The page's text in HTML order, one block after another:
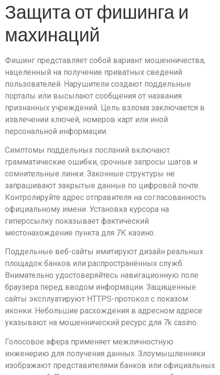
Защита от фишинга и
махинаций
Фишинг представляет собой вариант мошенничества,
нацеленный на получение приватных сведений
пользователей. Нарушители создают поддельные
порталы или высылают сообщения от названия
признанных учреждений. Цель взлома заключается в
извлечении ключей, номеров карт или иной
персональной информации.
Симптомы поддельных посланий включают
грамматические ошибки, срочные запросы шагов и
сомнительные линки. Законные структуры не
запрашивают закрытые данные по цифровой почте.
Контролируйте адрес отправителя на согласованность
официальному имени. Установка курсора на
гиперссылку показывает фактический
местонахождение пункта для 7К казино.
Поддельные веб-сайты имитируют дизайн реальных
площадок банков или распространённых служб.
Внимательно удостоверяйтесь навигационную поле
браузера перед вводом информации. Защищенные
сайты эксплуатируют HTTPS-протокол с показом
иконки. Небольшие расхождения в адресном адресе
указывают на мошеннический ресурс для 7k casino.
Голосовое афера применяет межличностную
инженерию для получения данных. Злоумышленники
изображают представителями банков или официальных